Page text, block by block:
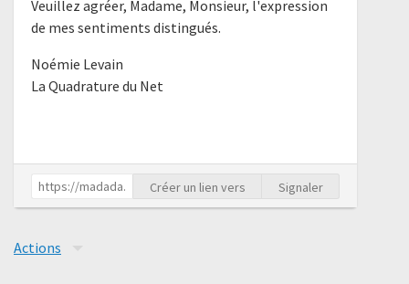
Veuillez agréer, Madame, Monsieur, l'expression
de mes sentiments distingués.
Noémie Levain
La Quadrature du Net
Créer un lien vers Signaler
Actions